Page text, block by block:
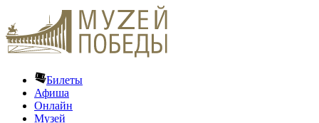
Билеты
Афиша
Онлайн
Музей